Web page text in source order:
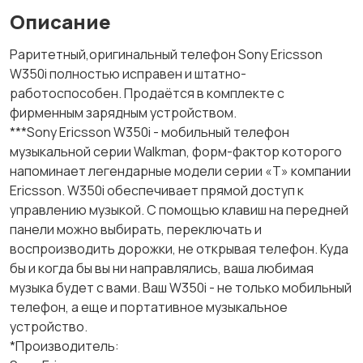
Описание
Раритетный,оригинальный телефон Sony Ericsson
W350i полностью исправен и штатно-
работоспособен. Продаётся в комплекте с
фирменным зарядным устройством.
***Sony Ericsson W350i - мобильный телефон
музыкальной серии Walkman, форм-фактор которого
напоминает легендарные модели серии «Т» компании
Ericsson. W350i обеспечивает прямой доступ к
управлению музыкой. С помощью клавиш на передней
панели можно выбирать, переключать и
воспроизводить дорожки, не открывая телефон. Куда
бы и когда бы вы ни направлялись, ваша любимая
музыка будет с вами. Ваш W350i - не только мобильный
телефон, а еще и портативное музыкальное
устройство.
*Производитель: